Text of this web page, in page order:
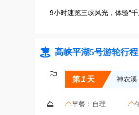
9小时速览三峡风光，体验“
 高峡平湖5号游轮行程

第1 天 神农溪
 早餐： 自理 